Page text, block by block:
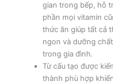
gian trong bếp, hỗ
phần mọi vitamin
thức ăn giúp tất cả
ngon và dưỡng
trong gia đình.
Từ cấu tạo được
thành phù hợp